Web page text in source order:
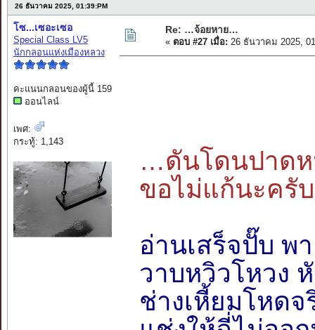
26 ธันวาคม 2025, 01:39:PM
โซ...เซอะเซอ
Special Class LV5
นักกลอนแห่งเมืองหลวง
คะแนนกลอนของผู้นี้ 159
ออนไลน์
เพศ:
กระทู้: 1,143
Re: …จ้อยหาย…
« ตอบ #27 เมื่อ: 26 ธันวาคม 2025,
…ดันโดนปาด
ขอไม่แก้นะครั
อ่านเสร็จปั๊บ พ
วาบหวิวโหวง
ช่างเหี้ยมโหด